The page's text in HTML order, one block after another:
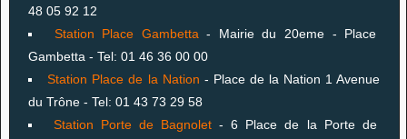
48 05 92 12
Station Place Gambetta - Mairie du 20eme - Place
Gambetta - Tel: 01 46 36 00 00
Station Place de la Nation - Place de la Nation 1 Avenue
du Trône - Tel: 01 43 73 29 58
Station Porte de Bagnolet- 6 Place de la Porte de